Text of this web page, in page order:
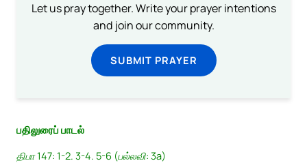
Let us pray together. Write your prayer intentions
and join our community.
SUBMIT PRAYER
பதிலுரைப் பாடல்
திபா 147: 1-2. 3-4. 5-6 (பல்லவி: 3a)